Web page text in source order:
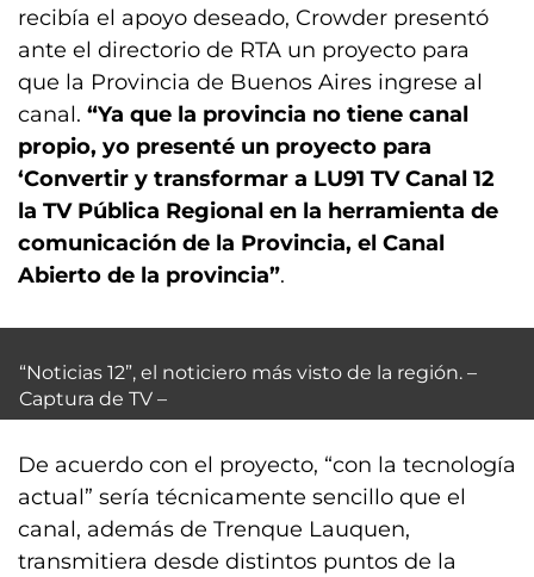
recibía el apoyo deseado, Crowder presentó
ante el directorio de RTA un proyecto para
que la Provincia de Buenos Aires ingrese al
canal. “Ya que la provincia no tiene canal
propio, yo presenté un proyecto para
‘Convertir y transformar a LU91 TV Canal 12
la TV Pública Regional en la herramienta de
comunicación de la Provincia, el Canal
Abierto de la provincia”.
“Noticias 12”, el noticiero más visto de la región. –
Captura de TV –
De acuerdo con el proyecto, “con la tecnología
actual” sería técnicamente sencillo que el
canal, además de Trenque Lauquen,
transmitiera desde distintos puntos de la